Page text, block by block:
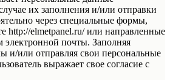
их заполнения и/или отправки
через специальные формы,
http://elmetpanel.ru/ или направленные
электронной почты. Заполняя
и/или отправляя свои персональные
выражает свое согласие с